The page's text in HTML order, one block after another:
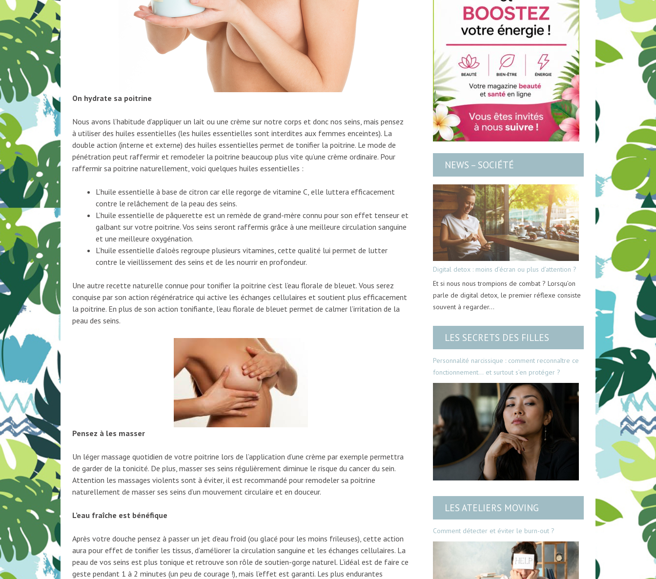
On hydrate sa poitrine
Nous avons l’habitude d’appliquer un lait ou une crème sur notre corps et donc nos seins, mais pensez
à utiliser des huiles essentielles (les huiles essentielles sont interdites aux femmes enceintes). La
double action (interne et externe) des huiles essentielles permet de tonifier la poitrine. Le mode de
pénétration peut raffermir et remodeler la poitrine beaucoup plus vite qu’une crème ordinaire. Pour
raffermir sa poitrine naturellement, voici quelques huiles essentielles :
L’huile essentielle à base de citron car elle regorge de vitamine C, elle luttera efficacement
contre le relâchement de la peau des seins.
L’huile essentielle de pâquerette est un remède de grand-mère connu pour son effet tenseur et
galbant sur votre poitrine. Vos seins seront raffermis grâce à une meilleure circulation sanguine
et une meilleure oxygénation.
L’huile essentielle d’aloès regroupe plusieurs vitamines, cette qualité lui permet de lutter
contre le vieillissement des seins et de les nourrir en profondeur.
Une autre recette naturelle connue pour tonifier la poitrine c’est l’eau florale de bleuet. Vous serez
conquise par son action régénératrice qui active les échanges cellulaires et soutient plus efficacement
la poitrine. En plus de son action tonifiante, l’eau florale de bleuet permet de calmer l’irritation de la
peau des seins.
Pensez à les masser
Un léger massage quotidien de votre poitrine lors de l’application d’une crème par exemple permettra
de garder de la tonicité. De plus, masser ses seins régulièrement diminue le risque du cancer du sein.
Attention les massages violents sont à éviter, il est recommandé pour remodeler sa poitrine
naturellement de masser ses seins d’un mouvement circulaire et en douceur.
L’eau fraîche est bénéfique
Après votre douche pensez à passer un jet d’eau froid (ou glacé pour les moins frileuses), cette action
aura pour effet de tonifier les tissus, d’améliorer la circulation sanguine et les échanges cellulaires. La
peau de vos seins est plus tonique et retrouve son rôle de soutien-gorge naturel. L’idéal est de faire ce
geste pendant 1 à 2 minutes (un peu de courage !), mais l’effet est garanti. Les plus endurantes
NEWS – SOCIÉTÉ
Digital detox : moins d’écran ou plus d’attention ?
Et si nous nous trompions de combat ? Lorsqu’on
parle de digital detox, le premier réflexe consiste
souvent à regarder…
LES SECRETS DES FILLES
Personnalité narcissique : comment reconnaître ce
fonctionnement… et surtout s’en protéger ?
LES ATELIERS MOVING
Comment détecter et éviter le burn-out ?